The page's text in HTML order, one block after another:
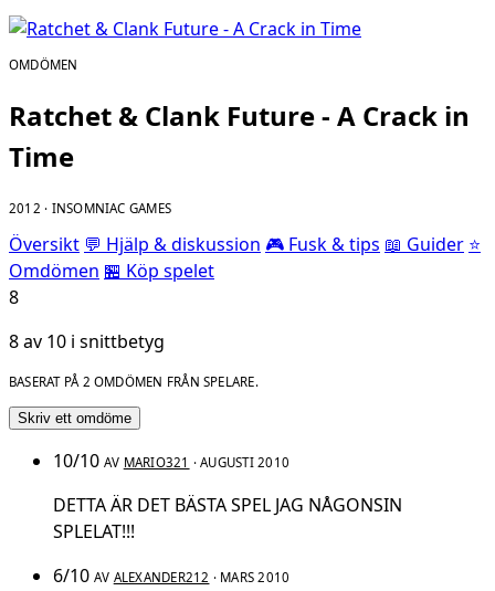
OMDÖMEN
Ratchet & Clank Future - A Crack in
Time
2012 · INSOMNIAC GAMES
Översikt 💬 Hjälp & diskussion 🎮 Fusk & tips 📖 Guider ⭐
Omdömen 🏪 Köp spelet
8
8 av 10 i snittbetyg
BASERAT PÅ 2 OMDÖMEN FRÅN SPELARE.
Skriv ett omdöme
10/10 AV MARIO321 · AUGUSTI 2010
DETTA ÄR DET BÄSTA SPEL JAG NÅGONSIN
SPLELAT!!!
6/10 AV ALEXANDER212 · MARS 2010